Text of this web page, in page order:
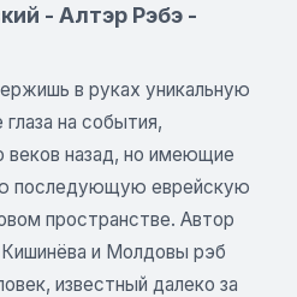
- Алтэр Рэбэ -
в руках уникальную
на события,
веков назад, но имеющие
последующую еврейскую
пространстве. Автор
и Молдовы рэб
известный далеко за